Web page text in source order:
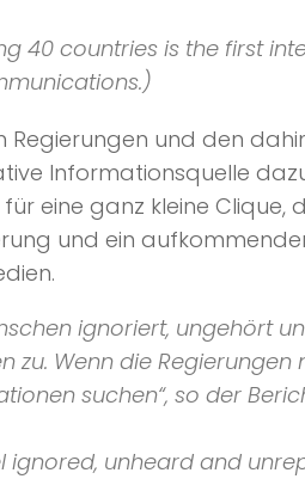
40 countries is the first
Regierungen und den
Informationsquelle
eine ganz kleine Clique,
und ein
ignoriert, ungehört
zu. Wenn die
suchen“, so der
ignored, unheard and